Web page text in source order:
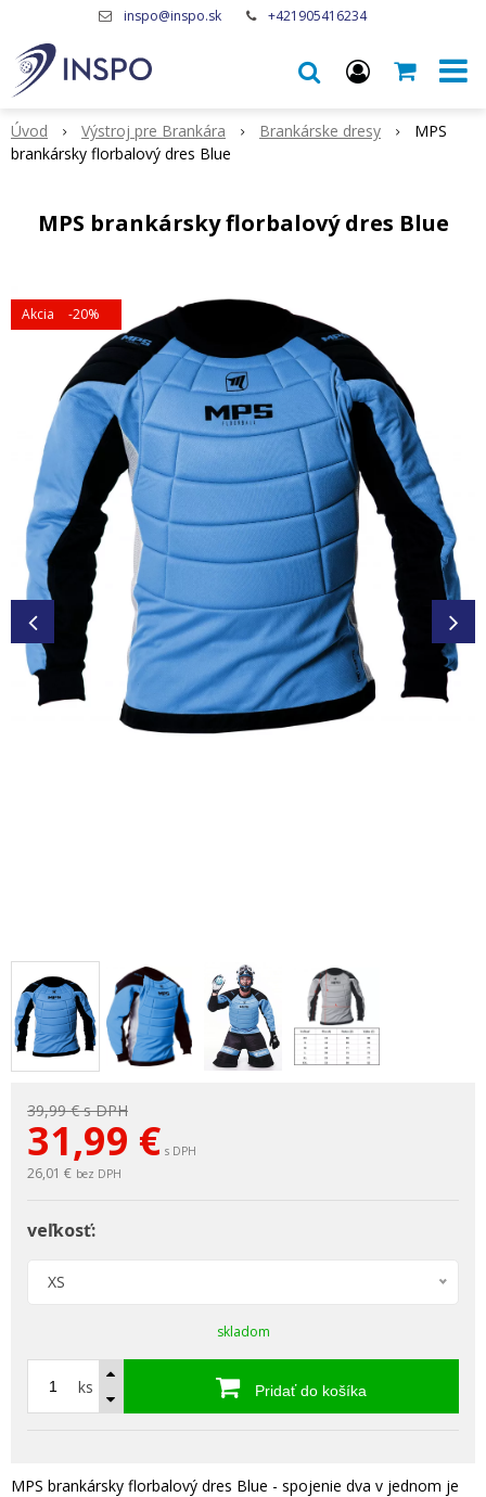
inspo@inspo.sk +421905416234
Úvod Výstroj pre Brankára Brankárske dresy
MPS
brankársky florbalový dres Blue
MPS brankársky florbalový dres Blue
Akcia -20%
39,99 €s DPH
31,99 € s DPH
26,01 € bez DPH
veľkosť:
XS
skladom
ks Pridať do košíka
MPS brankársky florbalový dres Blue - spojenie dva v jednom je